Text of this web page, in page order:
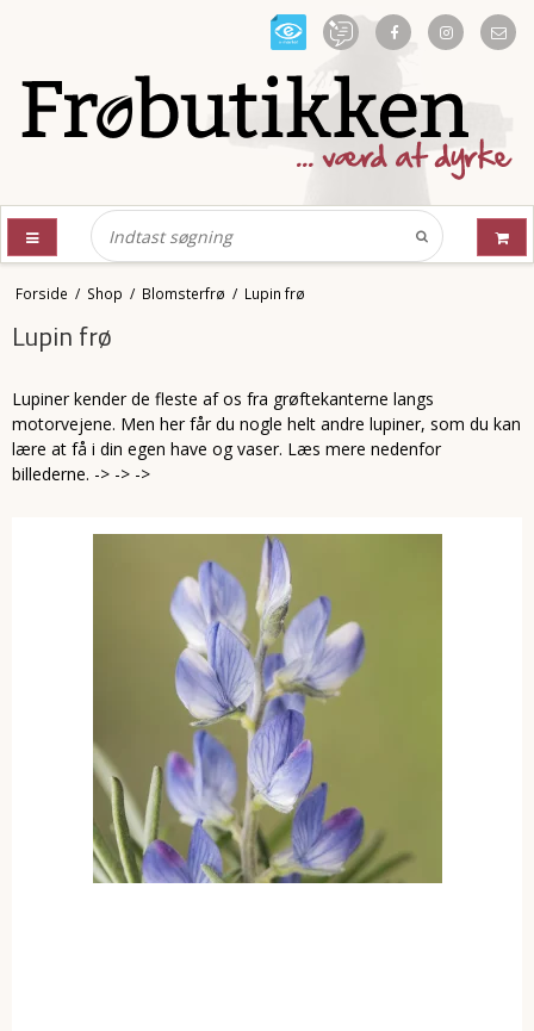
Forside / Shop / Blomsterfrø / Lupin frø
Lupin frø
Lupiner kender de fleste af os fra grøftekanterne langs
motorvejene. Men her får du nogle helt andre lupiner, som du kan
lære at få i din egen have og vaser. Læs mere nedenfor
billederne. -> -> ->